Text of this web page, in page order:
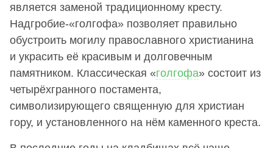
является заменой традиционному кресту.
Надгробие-«голгофа» позволяет правильно
обустроить могилу православного христианина
и украсить её красивым и долговечным
памятником. Классическая «голгофа» состоит из
четырёхгранного постамента,
символизирующего священную для христиан
гору, и установленного на нём каменного креста.